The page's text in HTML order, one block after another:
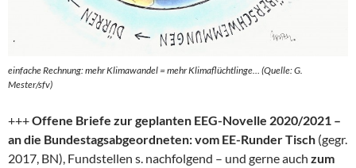
einfache Rechnung: mehr Klimawandel = mehr Klimaflüchtlinge… (Quelle: G.
Mester/sfv)
+++Offene Briefe zur geplanten EEG-Novelle 2020/2021 –
an die Bundestagsabgeordneten: vom EE-Runder Tisch (gegr.
2017, BN), Fundstellen s. nachfolgend – und gerne auch zum